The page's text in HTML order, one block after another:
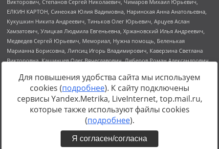
Источник:https://minjust.gov.ru/uploaded/files/reestr-
inostrannyih-agentov-22-03-2024.pdfданные на22.03.2024
Для повышения удобства сайта мы используем
cookies (подробнее). К сайту подключены
сервисы Yandex.Metrika, LiveInternet, top.mail.ru,
которые также используют файлы cookies
(подробнее).
Я согласен/согласна